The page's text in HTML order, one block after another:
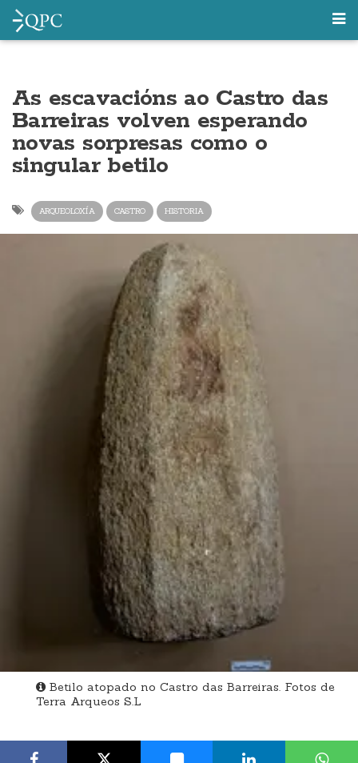
As escavacións ao Castro das
Barreiras volven esperando
novas sorpresas como o
singular betilo
ARQUEOLOXÍA CASTRO HISTORIA
Betilo atopado no Castro das Barreiras. Fotos de
Terra Arqueos S.L